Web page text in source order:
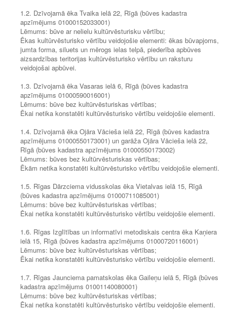
1.2. Dzīvojamā ēka Tvaika ielā 22, Rīgā (būves kadastra
apzīmējums 01000152033001)
Lēmums: būve ar nelielu kultūrvēsturisku vērtību;
Ēkas kultūrvēsturisko vērtību veidojošie elementi: ēkas būvapjoms,
jumta forma, siluets un mērogs ielas telpā, piederība apbūves
aizsardzības teritorijas kultūrvēsturisko vērtību un raksturu
veidojošai apbūvei.
1.3. Dzīvojamā ēka Vasaras ielā 6, Rīgā (būves kadastra
apzīmējums 01000590016001)
Lēmums: būve bez kultūrvēsturiskas vērtības;
Ēkai netika konstatēti kultūrvēsturisko vērtību veidojošie elementi.
1.4. Dzīvojamā ēka Ojāra Vācieša ielā 22, Rīgā (būves kadastra
apzīmējums 01000550173001) un garāža Ojāra Vācieša ielā 22,
Rīgā (būves kadastra apzīmējums 01000550173002)
Lēmums: būves bez kultūrvēsturiskas vērtības;
Ēkām netika konstatēti kultūrvēsturisko vērtību veidojošie elementi.
1.5. Rīgas Dārzciema vidusskolas ēka Vietalvas ielā 15, Rīgā
(būves kadastra apzīmējums 01000711085001)
Lēmums: būve bez kultūrvēsturiskas vērtības;
Ēkai netika konstatēti kultūrvēsturisko vērtību veidojošie elementi.
1.6. Rīgas Izglītības un informatīvi metodiskais centra ēka Kaņiera
ielā 15, Rīgā (būves kadastra apzīmējums 01000720116001)
Lēmums: būve bez kultūrvēsturiskas vērtības;
Ēkai netika konstatēti kultūrvēsturisko vērtību veidojošie elementi.
1.7. Rīgas Jaunciema pamatskolas ēka Gaileņu ielā 5, Rīgā (būves
kadastra apzīmējums 01001140080001)
Lēmums: būve bez kultūrvēsturiskas vērtības;
Ēkai netika konstatēti kultūrvēsturisko vērtību veidojošie elementi.